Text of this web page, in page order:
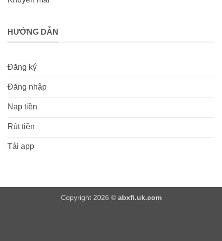
HƯỚNG DẪN
Đăng ký
Đăng nhập
Nạp tiền
Rút tiền
Tải app
Copyright 2026 © abxfi.uk.com